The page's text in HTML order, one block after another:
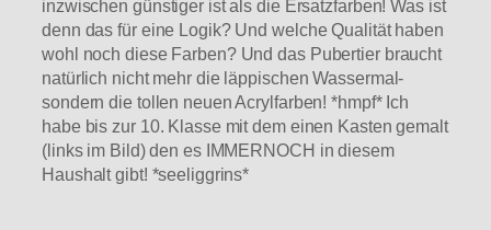
inzwischen günstiger ist als die Ersatzfarben! Was ist
denn das für eine Logik? Und welche Qualität haben
wohl noch diese Farben? Und das Pubertier braucht
natürlich nicht mehr die läppischen Wassermal-
sondern die tollen neuen Acrylfarben! *hmpf* Ich
habe bis zur 10. Klasse mit dem einen Kasten gemalt
(links im Bild) den es IMMERNOCH in diesem
Haushalt gibt! *seeliggrins*